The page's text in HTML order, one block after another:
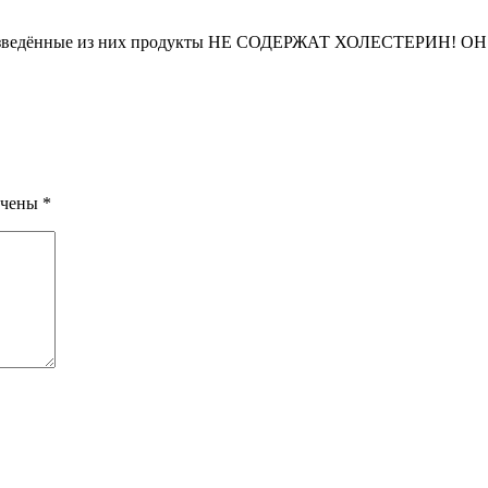
из них продукты НЕ СОДЕРЖАТ ХОЛЕСТЕРИН! ОН
*